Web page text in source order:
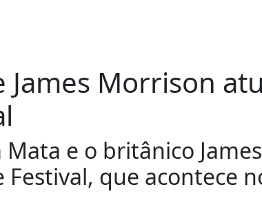
James Morrison
Mata e o britânico
Festival, que acontece